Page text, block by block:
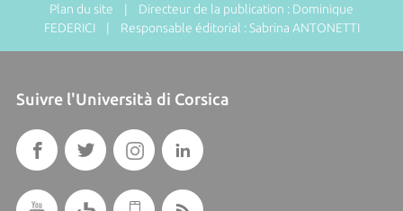
Plan du site | Directeur de la publication : Dominique
FEDERICI | Responsable éditorial : Sabrina ANTONETTI
Suivre l'Università di Corsica